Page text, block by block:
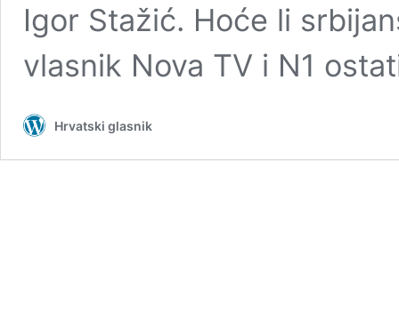
Igor Stažić. Hoće li
vlasnik Nova TV i N1
Hrvatski glasnik